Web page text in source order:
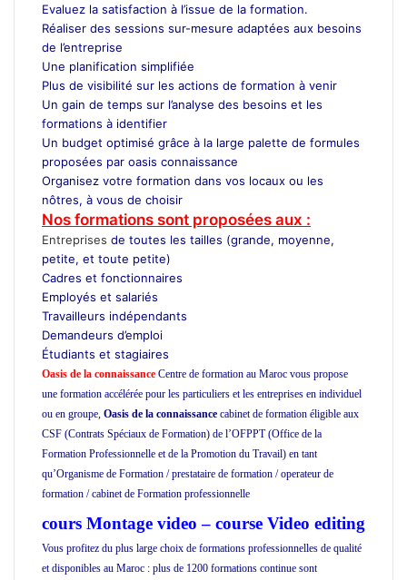
Evaluez la satisfaction à l’issue de la formation.
Réaliser des sessions sur-mesure adaptées aux besoins
de l’entreprise
Une planification simplifiée
Plus de visibilité sur les actions de formation à venir
Un gain de temps sur l’analyse des besoins et les
formations à identifier
Un budget optimisé grâce à la large palette de formules
proposées par oasis connaissance
Organisez votre formation dans vos locaux ou les
nôtres, à vous de choisir
Nos formations sont proposées aux :
Entreprises de toutes les tailles (grande, moyenne,
petite, et toute petite)
Cadres et fonctionnaires
Employés et salariés
Travailleurs indépendants
Demandeurs d’emploi
Étudiants et stagiaires
Oasis de la connaissance Centre de formation au Maroc vous propose
une formation accélérée pour les particuliers et les entreprises en individuel
ou en groupe, Oasis de la connaissance cabinet de formation éligible aux
CSF (Contrats Spéciaux de Formation) de l’OFPPT (Office de la
Formation Professionnelle et de la Promotion du Travail) en tant
qu’Organisme de Formation / prestataire de formation / operateur de
formation / cabinet de Formation professionnelle
cours Montage video – course Video editing
Vous profitez du plus large choix de formations professionnelles de qualité
et disponibles au Maroc : plus de 1200 formations continue sont